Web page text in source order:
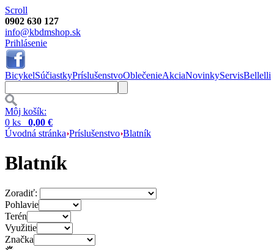
Scroll
0902 630 127
info@kbdmshop.sk
Prihlásenie
BicykelSúčiastkyPríslušenstvoOblečenieAkciaNovinkyServisBellelli
Môj košík:
0 ks 0,00 €
Úvodná stránka Príslušenstvo Blatník
Blatník
Zoradiť:
Pohlavie
Terén
Využitie
Značka